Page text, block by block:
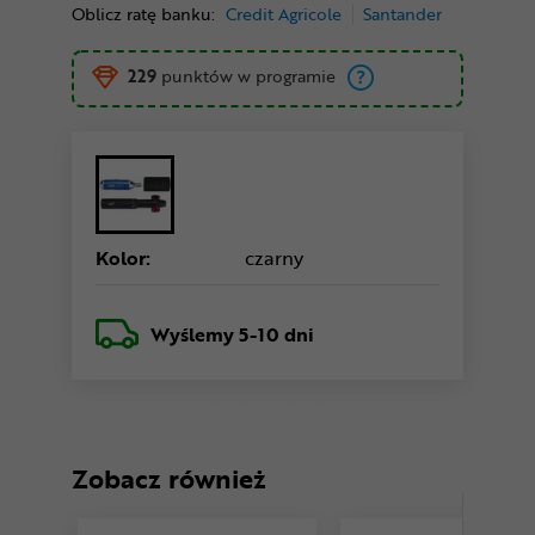
Oblicz ratę banku: Credit Agricole Santander
229 punktów w programie
Kolor: czarny
Wyślemy5-10 dni
Zobacz również